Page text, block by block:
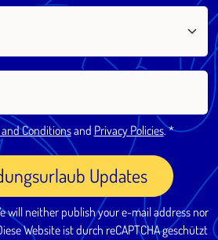
Conditionsand Privacy Policies.
Updates
will neither publish your e-mail address nor
Website ist durch reCAPTCHA geschützt